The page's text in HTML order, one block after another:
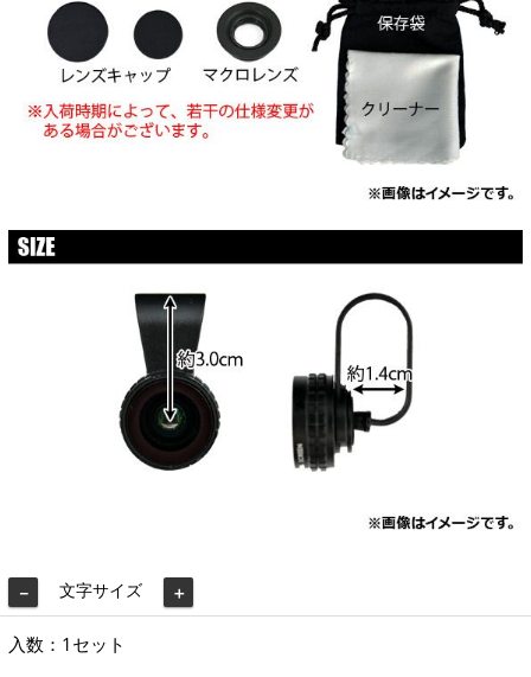
－ 文字サイズ ＋
入数：1セット